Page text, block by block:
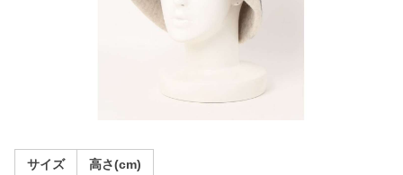
サイズ 高さ(cm)